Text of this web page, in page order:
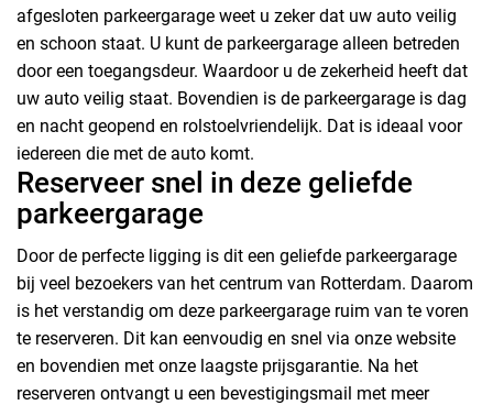
afgesloten parkeergarage weet u zeker dat uw auto veilig
en schoon staat. U kunt de parkeergarage alleen betreden
door een toegangsdeur. Waardoor u de zekerheid heeft dat
uw auto veilig staat. Bovendien is de parkeergarage is dag
en nacht geopend en rolstoelvriendelijk. Dat is ideaal voor
iedereen die met de auto komt.
Reserveer snel in deze geliefde
parkeergarage
Door de perfecte ligging is dit een geliefde parkeergarage
bij veel bezoekers van het centrum van Rotterdam. Daarom
is het verstandig om deze parkeergarage ruim van te voren
te reserveren. Dit kan eenvoudig en snel via onze website
en bovendien met onze laagste prijsgarantie. Na het
reserveren ontvangt u een bevestigingsmail met meer